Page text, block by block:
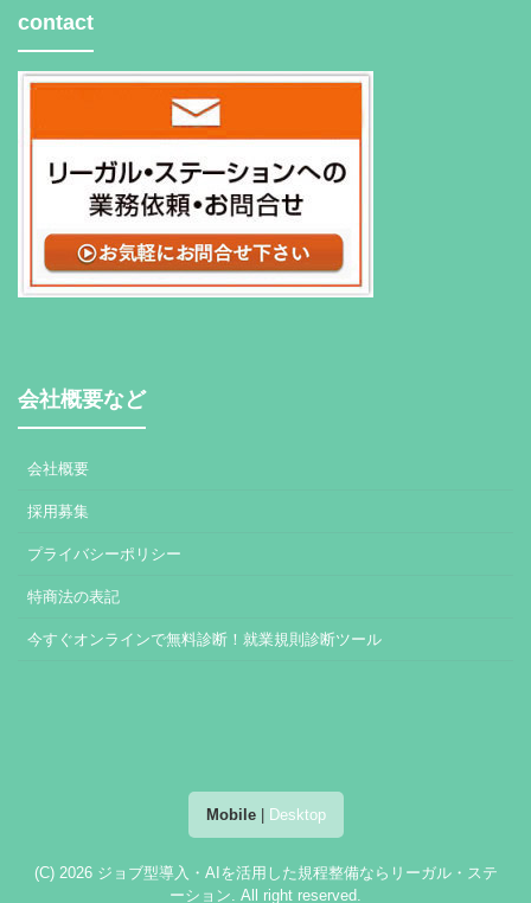
contact
会社概要など
会社概要
採用募集
プライバシーポリシー
特商法の表記
今すぐオンラインで無料診断！就業規則診断ツール
Mobile| Desktop
(C) 2026 ジョブ型導入・AIを活用した規程整備ならリーガル・ステ
ーション . All right reserved.